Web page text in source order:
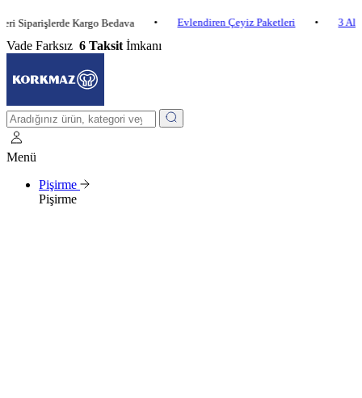
Kargo Bedava • Evlendiren Çeyiz Paketleri • 3 Al 2 Öde
Vade Farksız 6 Taksit İmkanı
Menü
Pişirme
Pişirme